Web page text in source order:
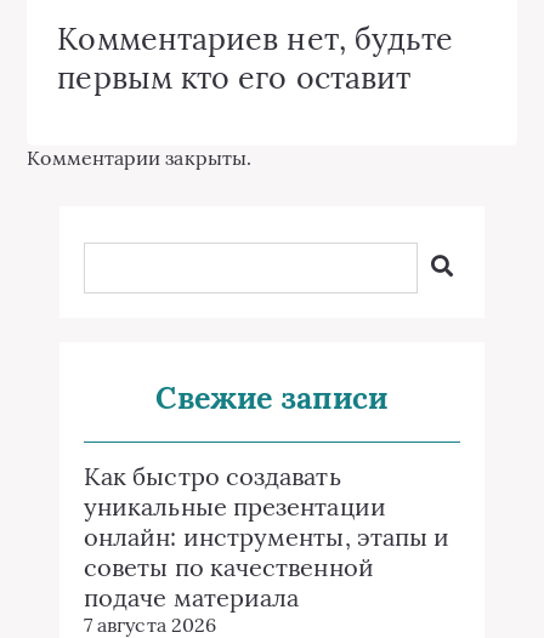
Комментариев нет, будьте
первым кто его оставит
Комментарии закрыты.
Свежие записи
Как быстро создавать
уникальные презентации
онлайн: инструменты, этапы и
советы по качественной
подаче материала
7 августа 2026